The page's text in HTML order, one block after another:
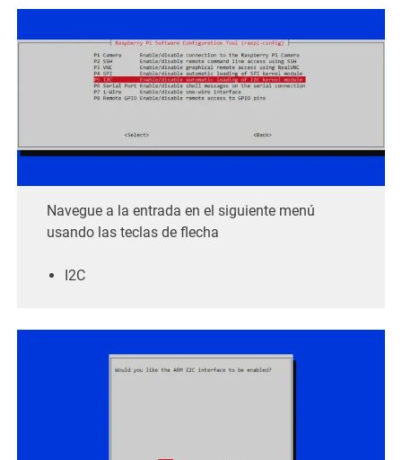
Navegue a la entrada en el siguiente menú
usando las teclas de flecha
I2C